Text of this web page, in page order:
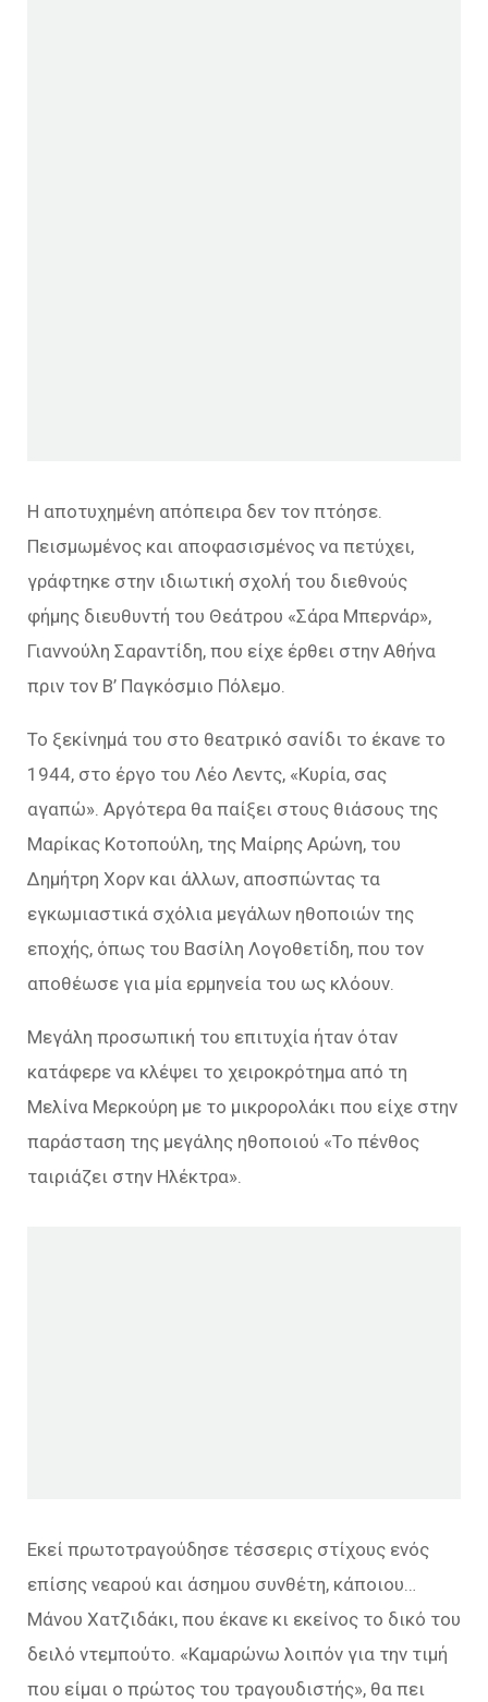
Η αποτυχημένη απόπειρα δεν τον πτόησε.
Πεισμωμένος και αποφασισμένος να πετύχει,
γράφτηκε στην ιδιωτική σχολή του διεθνούς
φήμης διευθυντή του Θεάτρου «Σάρα Μπερνάρ»,
Γιαννούλη Σαραντίδη, που είχε έρθει στην Αθήνα
πριν τον Β’ Παγκόσμιο Πόλεμο.
Το ξεκίνημά του στο θεατρικό σανίδι το έκανε το
1944, στο έργο του Λέο Λεντς, «Κυρία, σας
αγαπώ». Αργότερα θα παίξει στους θιάσους της
Μαρίκας Κοτοπούλη, της Μαίρης Αρώνη, του
Δημήτρη Χορν και άλλων, αποσπώντας τα
εγκωμιαστικά σχόλια μεγάλων ηθοποιών της
εποχής, όπως του Βασίλη Λογοθετίδη, που τον
αποθέωσε για μία ερμηνεία του ως κλόουν.
Μεγάλη προσωπική του επιτυχία ήταν όταν
κατάφερε να κλέψει το χειροκρότημα από τη
Μελίνα Μερκούρη με το μικρορολάκι που είχε στην
παράσταση της μεγάλης ηθοποιού «Το πένθος
ταιριάζει στην Ηλέκτρα».
Εκεί πρωτοτραγούδησε τέσσερις στίχους ενός
επίσης νεαρού και άσημου συνθέτη, κάποιου…
Μάνου Χατζιδάκι, που έκανε κι εκείνος το δικό του
δειλό ντεμπούτο. «Καμαρώνω λοιπόν για την τιμή
που είμαι ο πρώτος του τραγουδιστής», θα πει